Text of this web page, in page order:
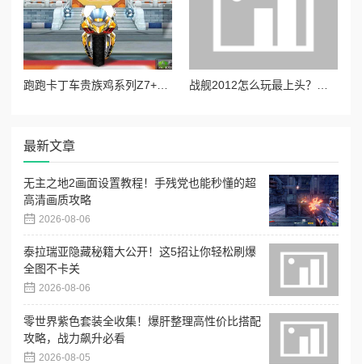
最新文章
无主之地2画面设置教程！手残党也能秒懂的超
高清画质攻略
2026-08-06
泰拉瑞亚隐藏秘籍大公开！这5招让你轻松刷爆
全图不卡关
2026-08-06
零世界紫色套装全收集！爆肝整理高性价比搭配
攻略，战力飙升必看
2026-08-05